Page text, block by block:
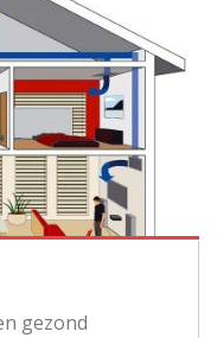
gezond